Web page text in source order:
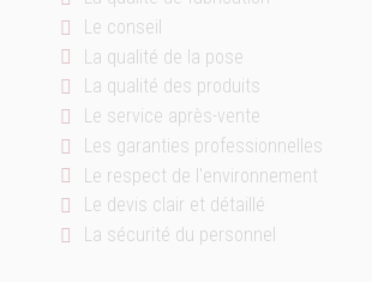
Le conseil
La qualité de la pose
La qualité des produits
Le service après-vente
Les garanties professionnelles
Le respect de l'environnement
Le devis clair et détaillé
La sécurité du personnel